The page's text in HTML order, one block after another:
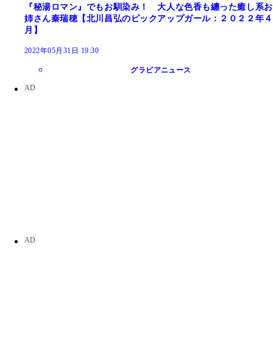
『秘湯ロマン』でもお馴染み！ 大人な色香も纏った癒し系お
姉さん秦瑞穂【北川昌弘のピックアップガール：２０２２年４
月】
2022年05月31日 19:30
グラビアニュース